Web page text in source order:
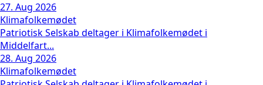
27. Aug 2026
Klimafolkemødet
Patriotisk Selskab deltager i Klimafolkemødet i
Middelfart...
28. Aug 2026
Klimafolkemødet